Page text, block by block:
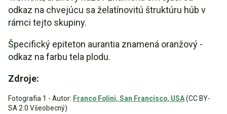
odkaz na chvejúcu sa želatínovitú štruktúru húb v
rámci tejto skupiny.
Špecifický epiteton aurantia znamená oranžový -
odkaz na farbu tela plodu.
Zdroje:
Fotografia 1 - Autor: Franco Folini, San Francisco, USA(CC BY-
SA 2.0 Všeobecný)